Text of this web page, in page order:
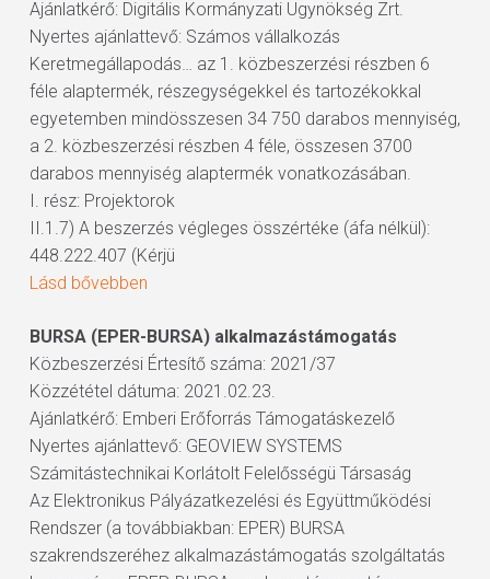
Ajánlatkérő: Digitális Kormányzati Ügynökség Zrt.
Nyertes ajánlattevő: Számos vállalkozás
Keretmegállapodás… az 1. közbeszerzési részben 6
féle alaptermék, részegységekkel és tartozékokkal
egyetemben mindösszesen 34 750 darabos mennyiség,
a 2. közbeszerzési részben 4 féle, összesen 3700
darabos mennyiség alaptermék vonatkozásában.
I. rész: Projektorok
II.1.7) A beszerzés végleges összértéke (áfa nélkül):
448.222.407 (Kérjü
Lásd bővebben
BURSA (EPER-BURSA) alkalmazástámogatás
Közbeszerzési Értesítő száma: 2021/37
Közzététel dátuma: 2021.02.23.
Ajánlatkérő: Emberi Erőforrás Támogatáskezelő
Nyertes ajánlattevő: GEOVIEW SYSTEMS
Számitástechnikai Korlátolt Felelősségü Társaság
Az Elektronikus Pályázatkezelési és Együttműködési
Rendszer (a továbbiakban: EPER) BURSA
szakrendszeréhez alkalmazástámogatás szolgáltatás